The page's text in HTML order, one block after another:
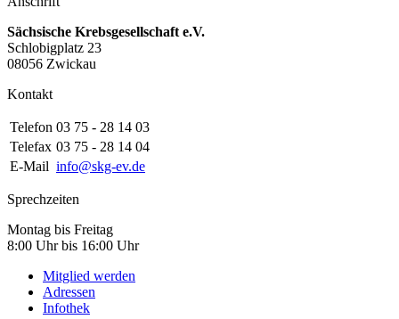
Sächsische Krebsgesellschaft e.V.
Schlobigplatz 23
08056 Zwickau
Kontakt
Telefon 03 75 - 28 14 03
Telefax 03 75 - 28 14 04
E-Mail info@skg-ev.de
Sprechzeiten
Montag bis Freitag
8:00 Uhr bis 16:00 Uhr
Mitglied werden
Adressen
Infothek